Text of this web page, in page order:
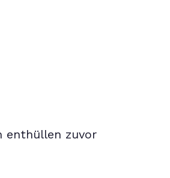
enthüllen zuvor